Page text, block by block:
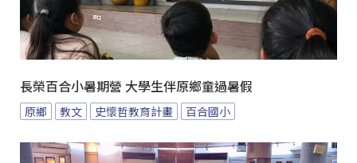
長榮百合小暑期營 大學生伴原鄉童過暑假
原鄉 教文 史懷哲教育計畫 百合國小